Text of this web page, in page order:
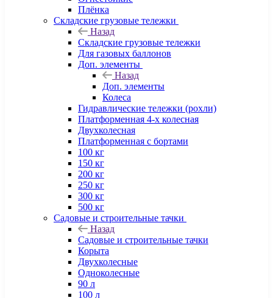
Плёнка
Складские грузовые тележки
Назад
Складские грузовые тележки
Для газовых баллонов
Доп. элементы
Назад
Доп. элементы
Колеса
Гидравлические тележки (рохли)
Платформенная 4-х колесная
Двухколесная
Платформенная с бортами
100 кг
150 кг
200 кг
250 кг
300 кг
500 кг
Садовые и строительные тачки
Назад
Садовые и строительные тачки
Корыта
Двухколесные
Одноколесные
90 л
100 л